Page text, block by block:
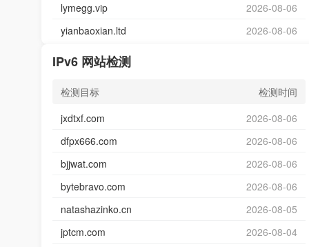
lymegg.vip
2026-08-06
yianbaoxian.ltd
2026-08-06
IPv6 网站检测
检测目标
检测时间
jxdtxf.com
2026-08-06
dfpx666.com
2026-08-06
bjjwat.com
2026-08-06
bytebravo.com
2026-08-06
natashazinko.cn
2026-08-05
jptcm.com
2026-08-04